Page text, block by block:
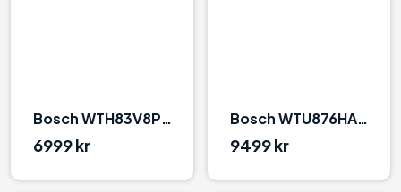
Bosch WTH83V8PSN Hvid
6999 kr
Bosch WTU876HASN Hvid
9499 kr